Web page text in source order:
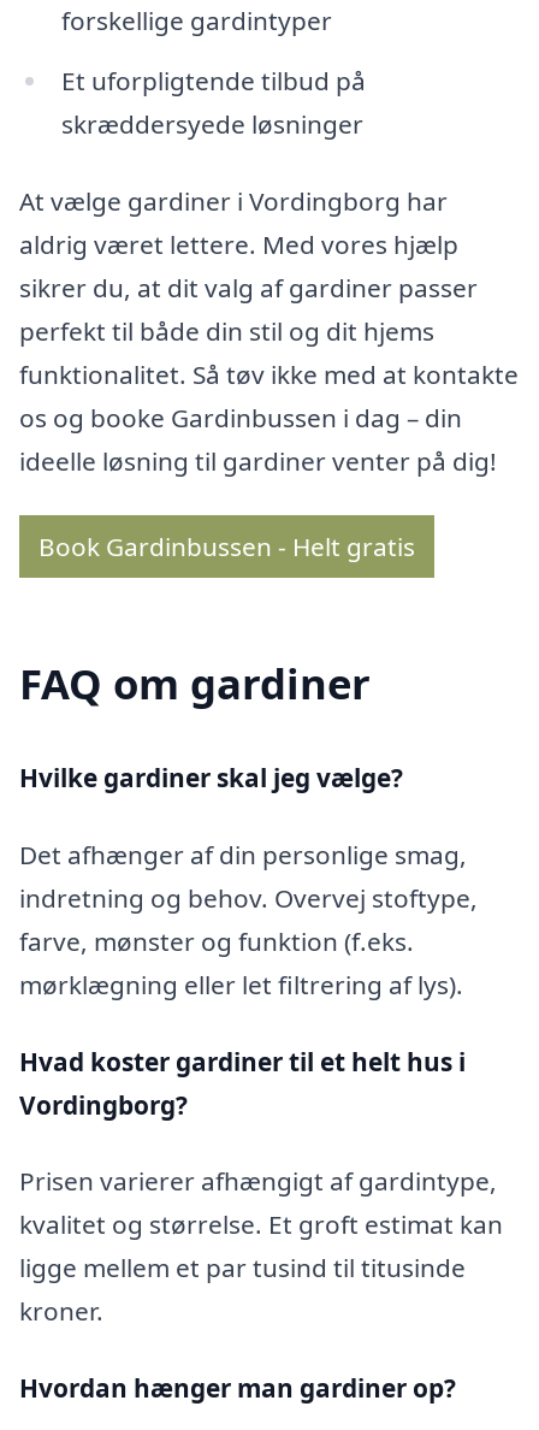
forskellige gardintyper
Et uforpligtende tilbud på
skræddersyede løsninger
At vælge gardiner i Vordingborg har
aldrig været lettere. Med vores hjælp
sikrer du, at dit valg af gardiner passer
perfekt til både din stil og dit hjems
funktionalitet. Så tøv ikke med at kontakte
os og booke Gardinbussen i dag – din
ideelle løsning til gardiner venter på dig!
Book Gardinbussen - Helt gratis
FAQ om gardiner
Hvilke gardiner skal jeg vælge?
Det afhænger af din personlige smag,
indretning og behov. Overvej stoftype,
farve, mønster og funktion (f.eks.
mørklægning eller let filtrering af lys).
Hvad koster gardiner til et helt hus i
Vordingborg?
Prisen varierer afhængigt af gardintype,
kvalitet og størrelse. Et groft estimat kan
ligge mellem et par tusind til titusinde
kroner.
Hvordan hænger man gardiner op?